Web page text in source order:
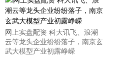
网上实盘配资 科大讯飞、浪潮
云等龙头企业纷纷落子，南京玄
武大模型产业初露峥嵘